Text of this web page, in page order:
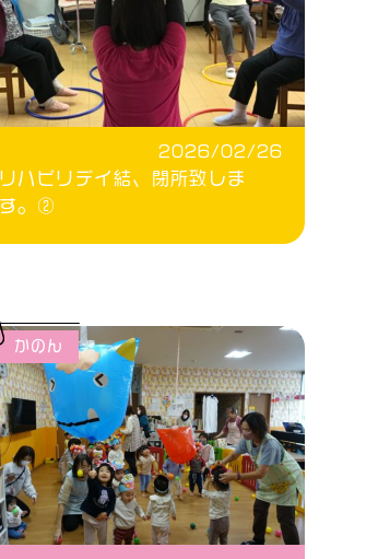
2026/02/26
リハビリデイ結、閉所致しま
す。②
かのん